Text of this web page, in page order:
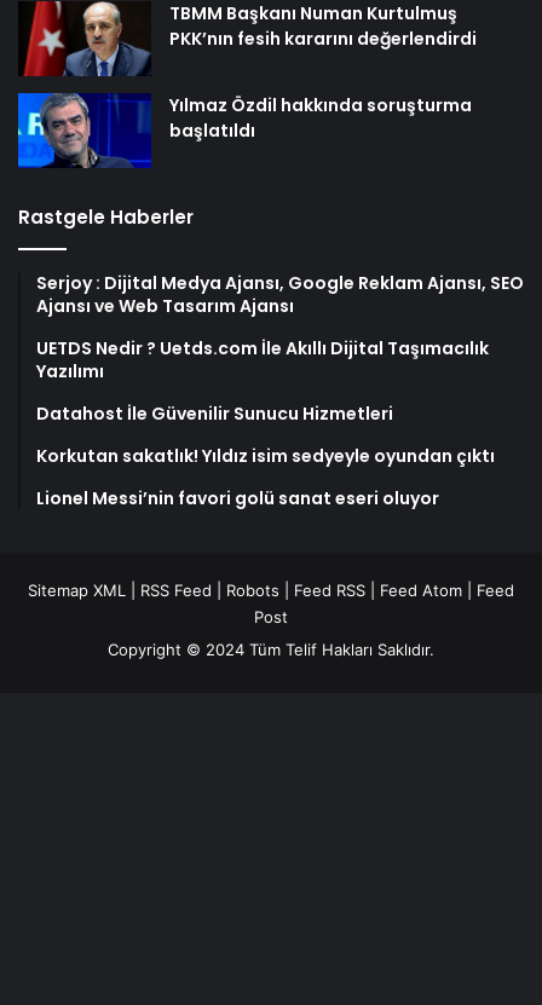
TBMM Başkanı Numan Kurtulmuş
PKK’nın fesih kararını değerlendirdi
Yılmaz Özdil hakkında soruşturma
başlatıldı
Rastgele Haberler
Serjoy : Dijital Medya Ajansı, Google Reklam Ajansı, SEO
Ajansı ve Web Tasarım Ajansı
UETDS Nedir ? Uetds.com İle Akıllı Dijital Taşımacılık
Yazılımı
Datahost İle Güvenilir Sunucu Hizmetleri
Korkutan sakatlık! Yıldız isim sedyeyle oyundan çıktı
Lionel Messi’nin favori golü sanat eseri oluyor
Sitemap XML RSS Feed Robots Feed RSS Feed Atom
Feed
Post
Copyright © 2024 Tüm Telif Hakları Saklıdır.